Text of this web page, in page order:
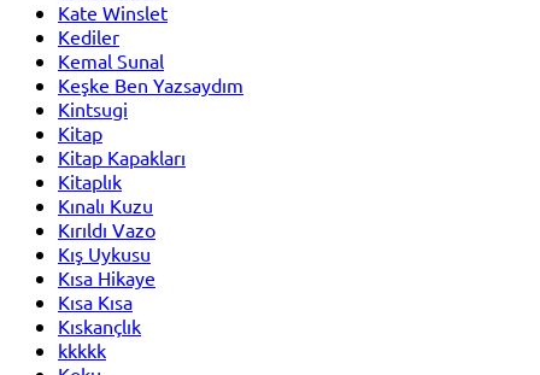
Kate Winslet
Kediler
Kemal Sunal
Keşke Ben Yazsaydım
Kintsugi
Kitap
Kitap Kapakları
Kitaplık
Kınalı Kuzu
Kırıldı Vazo
Kış Uykusu
Kısa Hikaye
Kısa Kısa
Kıskançlık
kkkkk